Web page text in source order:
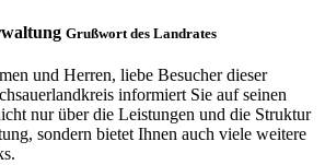
Grußwort des Landrates
und Herren, liebe Besucher dieser
informiert Sie auf seinen
nur über die Leistungen und die Struktur
sondern bietet Ihnen auch viele weitere